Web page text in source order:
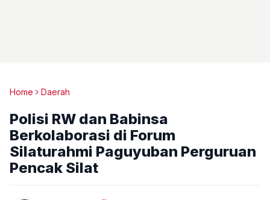
Home Daerah
Polisi RW dan Babinsa
Berkolaborasi di Forum
Silaturahmi Paguyuban Perguruan
Pencak Silat